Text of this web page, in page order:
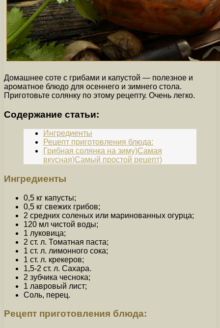
Домашнее соте с грибами и капустой — полезное и
ароматное блюдо для осеннего и зимнего стола.
Приготовьте солянку по этому рецепту. Очень легко.
Содержание статьи:
Ингредиенты
Рецепт приготовления блюда:
Грибная солянка на зиму)Самая
вкусная)Самый простой рецепт)
Ингредиенты
0,5 кг капусты;
0,5 кг свежих грибов;
2 средних соленых или маринованных огурца;
120 мл чистой воды;
1 луковица;
2 ст. л. Томатная паста;
1 ст. л. лимонного сока;
1 ст. л. крекеров;
1,5-2 ст. л. Сахара.
2 зубчика чеснока;
1 лавровый лист;
Соль, перец.
Рецепт приготовления блюда: